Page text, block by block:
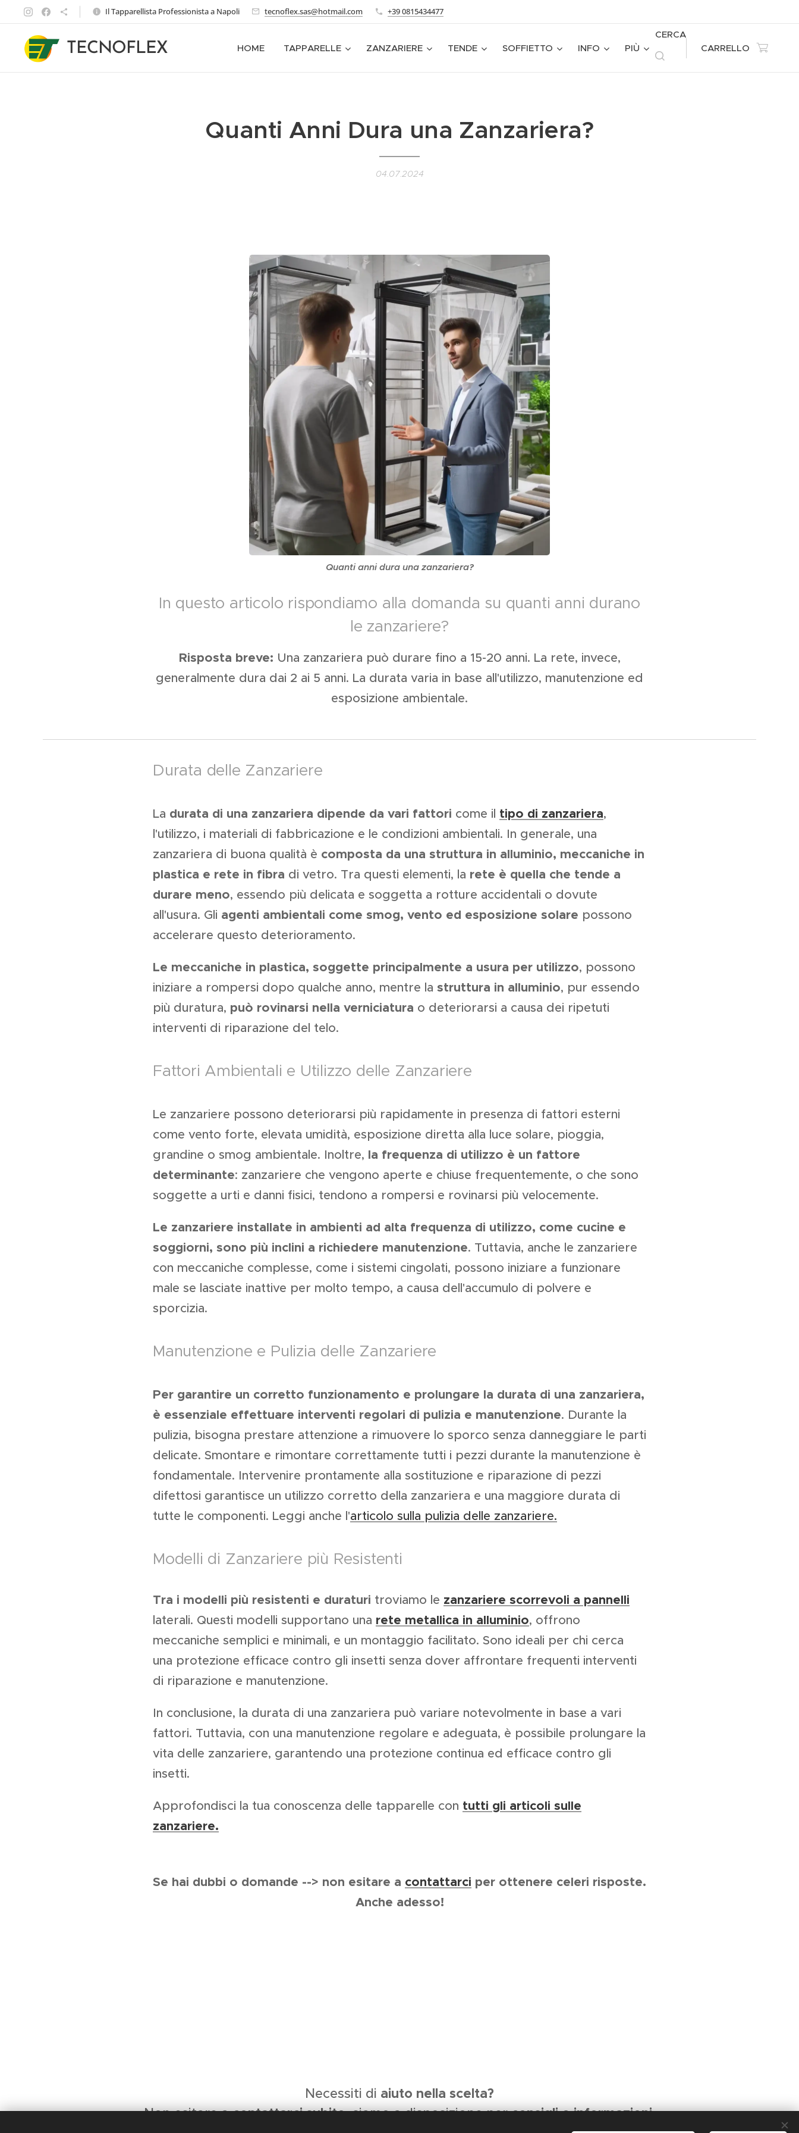
Il Tapparellista Professionista a Napoli tecnoflex.sas@hotmail.com +39 0815434477
TECNOFLEX HOME TAPPARELLE ZANZARIERE TENDE SOFFIETTO INFO PIÙ
CERCA
CARRELLO
Quanti Anni Dura una Zanzariera?
04.07.2024
Quanti anni dura una zanzariera?
In questo articolo rispondiamo alla domanda su quanti anni durano
le zanzariere?
Risposta breve: Una zanzariera può durare fino a 15-20 anni. La rete, invece,
generalmente dura dai 2 ai 5 anni. La durata varia in base all'utilizzo, manutenzione ed
esposizione ambientale.
Durata delle Zanzariere
La durata di una zanzariera dipende da vari fattori come il tipo di zanzariera,
l'utilizzo, i materiali di fabbricazione e le condizioni ambientali. In generale, una
zanzariera di buona qualità è composta da una struttura in alluminio, meccaniche in
plastica e rete in fibra di vetro. Tra questi elementi, la rete è quella che tende a
durare meno, essendo più delicata e soggetta a rotture accidentali o dovute
all'usura. Gli agenti ambientali come smog, vento ed esposizione solare possono
accelerare questo deterioramento.
Le meccaniche in plastica, soggette principalmente a usura per utilizzo, possono
iniziare a rompersi dopo qualche anno, mentre la struttura in alluminio, pur essendo
più duratura, può rovinarsi nella verniciatura o deteriorarsi a causa dei ripetuti
interventi di riparazione del telo.
Fattori Ambientali e Utilizzo delle Zanzariere
Le zanzariere possono deteriorarsi più rapidamente in presenza di fattori esterni
come vento forte, elevata umidità, esposizione diretta alla luce solare, pioggia,
grandine o smog ambientale. Inoltre, la frequenza di utilizzo è un fattore
determinante: zanzariere che vengono aperte e chiuse frequentemente, o che sono
soggette a urti e danni fisici, tendono a rompersi e rovinarsi più velocemente.
Le zanzariere installate in ambienti ad alta frequenza di utilizzo, come cucine e
soggiorni, sono più inclini a richiedere manutenzione. Tuttavia, anche le zanzariere
con meccaniche complesse, come i sistemi cingolati, possono iniziare a funzionare
male se lasciate inattive per molto tempo, a causa dell'accumulo di polvere e
sporcizia.
Manutenzione e Pulizia delle Zanzariere
Per garantire un corretto funzionamento e prolungare la durata di una zanzariera,
è essenziale effettuare interventi regolari di pulizia e manutenzione. Durante la
pulizia, bisogna prestare attenzione a rimuovere lo sporco senza danneggiare le parti
delicate. Smontare e rimontare correttamente tutti i pezzi durante la manutenzione è
fondamentale. Intervenire prontamente alla sostituzione e riparazione di pezzi
difettosi garantisce un utilizzo corretto della zanzariera e una maggiore durata di
tutte le componenti. Leggi anche l'articolo sulla pulizia delle zanzariere.
Modelli di Zanzariere più Resistenti
Tra i modelli più resistenti e duraturi troviamo le zanzariere scorrevoli a pannelli
laterali. Questi modelli supportano una rete metallica in alluminio, offrono
meccaniche semplici e minimali, e un montaggio facilitato. Sono ideali per chi cerca
una protezione efficace contro gli insetti senza dover affrontare frequenti interventi
di riparazione e manutenzione.
In conclusione, la durata di una zanzariera può variare notevolmente in base a vari
fattori. Tuttavia, con una manutenzione regolare e adeguata, è possibile prolungare la
vita delle zanzariere, garantendo una protezione continua ed efficace contro gli
insetti.
Approfondisci la tua conoscenza delle tapparelle con tutti gli articoli sulle
zanzariere.
Se hai dubbi o domande --> non esitare a contattarci per ottenere celeri risposte.
Anche adesso!
Necessiti di aiuto nella scelta?
Non esitare acontattarci subito, siamo a disposizione perconsigli e informazioni.